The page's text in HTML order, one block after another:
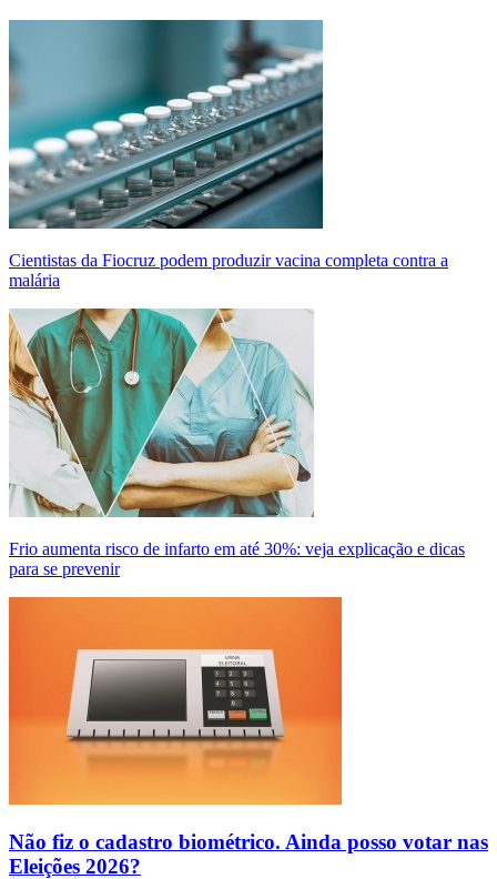
Cientistas da Fiocruz podem produzir vacina completa contra a
malária
Frio aumenta risco de infarto em até 30%: veja explicação e dicas
para se prevenir
Não fiz o cadastro biométrico. Ainda posso votar nas
Eleições 2026?